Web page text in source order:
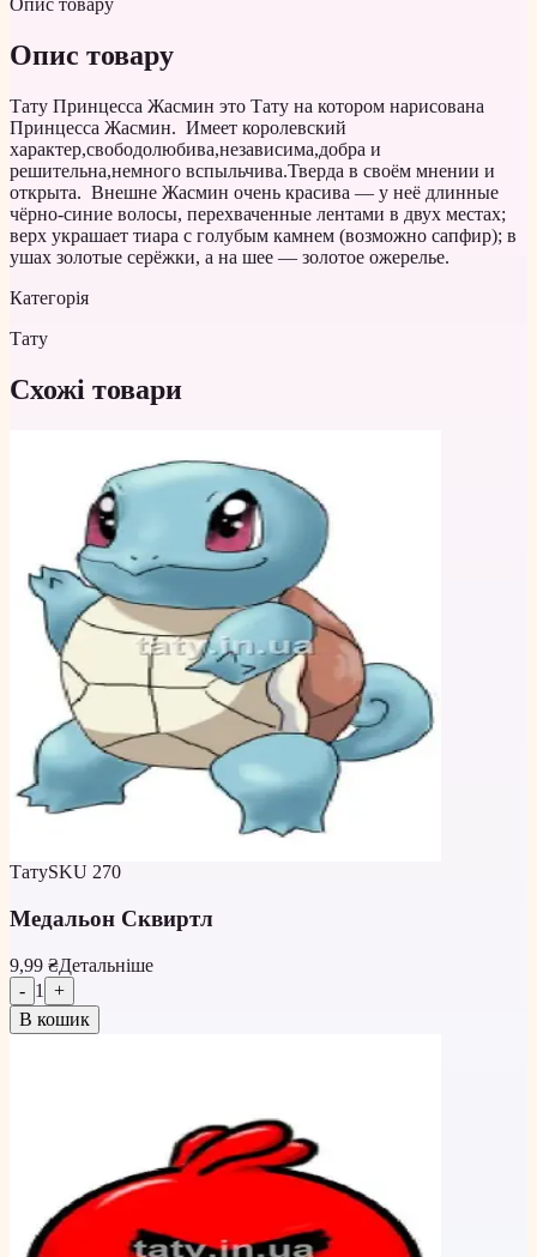
Опис товару
Опис товару
Тату Принцесса Жасмин это Тату на котором нарисована
Принцесса Жасмин. Имеет королевский
характер,свободолюбива,независима,добра и
решительна,немного вспыльчива.Тверда в своём мнении и
открыта. Внешне Жасмин очень красива — у неё длинные
чёрно-синие волосы, перехваченные лентами в двух местах;
верх украшает тиара с голубым камнем (возможно сапфир); в
ушах золотые серёжки, а на шее — золотое ожерелье.
Категорія
Тату
Схожі товари
ТатуSKU 270
Медальон Сквиртл
9,99 ₴Детальніше
- 1
+
В кошик